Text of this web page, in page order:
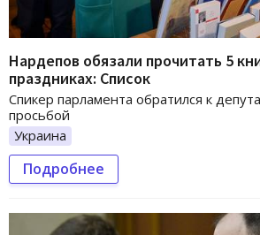
Нардепов обязали прочитать 5
праздниках: Список
Спикер парламента обратился к
просьбой
Украина
Подробнее